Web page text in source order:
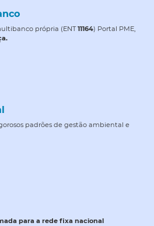
própria (ENT11164) Portal PME,
padrões de gestão ambiental e
para a rede fixa nacional